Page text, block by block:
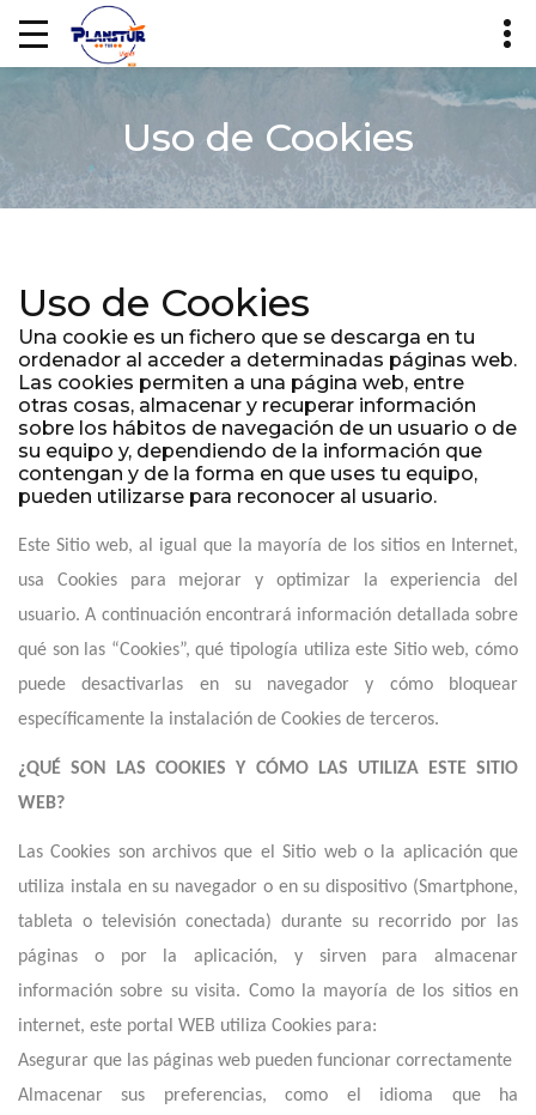
Uso de Cookies
Uso de Cookies
Una cookie es un fichero que se descarga en tu
ordenador al acceder a determinadas páginas web.
Las cookies permiten a una página web, entre
otras cosas, almacenar y recuperar información
sobre los hábitos de navegación de un usuario o de
su equipo y, dependiendo de la información que
contengan y de la forma en que uses tu equipo,
pueden utilizarse para reconocer al usuario.
Este Sitio web, al igual que la mayoría de los sitios en Internet,
usa Cookies para mejorar y optimizar la experiencia del
usuario. A continuación encontrará información detallada sobre
qué son las “Cookies”, qué tipología utiliza este Sitio web, cómo
puede desactivarlas en su navegador y cómo bloquear
específicamente la instalación de Cookies de terceros.
¿QUÉ SON LAS COOKIES Y CÓMO LAS UTILIZA ESTE SITIO
WEB?
Las Cookies son archivos que el Sitio web o la aplicación que
utiliza instala en su navegador o en su dispositivo (Smartphone,
tableta o televisión conectada) durante su recorrido por las
páginas o por la aplicación, y sirven para almacenar
información sobre su visita. Como la mayoría de los sitios en
internet, este portal WEB utiliza Cookies para:
Asegurar que las páginas web pueden funcionar correctamente
Almacenar sus preferencias, como el idioma que ha